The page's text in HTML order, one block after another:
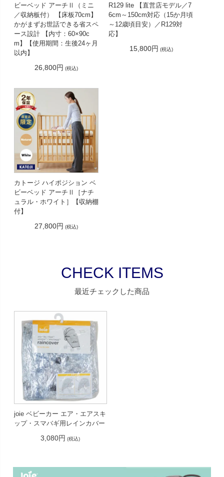
ビーベッド アーチⅡ（ミニ
／収納板付） 【床板70cm】
かがまずお世話できる省スペ
ース設計 【内寸：60×90c
m】【使用期間：生後24ヶ月
以内】
26,800円 (税込)
R129 lite 【直営店モデル／7
6cm～150cm対応（15か月頃
～12歳頃目安）／R129対
応】
15,800円 (税込)
カトージ ハイポジション ベ
ビーベッド アーチⅡ［ナチ
ュラル・ホワイト］【収納棚
付】
27,800円 (税込)
CHECK ITEMS
最近チェックした商品
joie ベビーカー エア・エアスキ
ップ・スマバギ用レインカバー
3,080円 (税込)